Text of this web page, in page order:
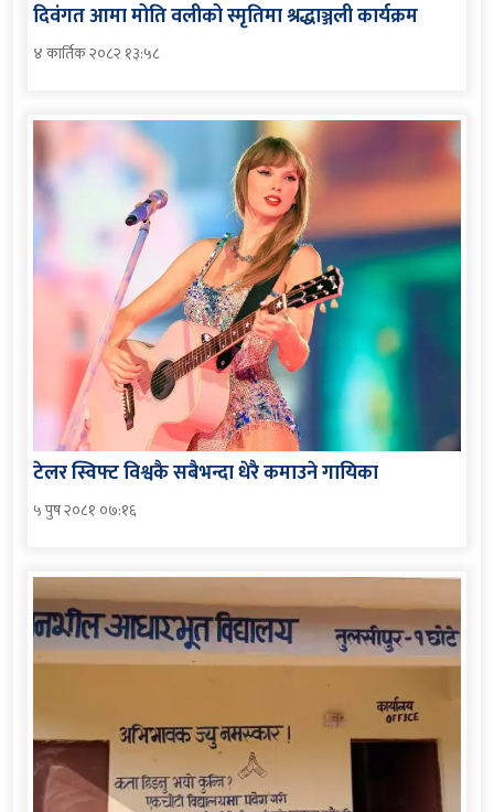
दिवंगत आमा मोति वलीको स्मृतिमा श्रद्धाञ्जली कार्यक्रम
४ कार्तिक २०८२ १३:५८
टेलर स्विफ्ट विश्वकै सबैभन्दा धेरै कमाउने गायिका
५ पुष २०८१ ०७:१६